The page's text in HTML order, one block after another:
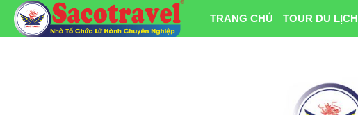
TRANG CHỦ TOUR DU LỊCH